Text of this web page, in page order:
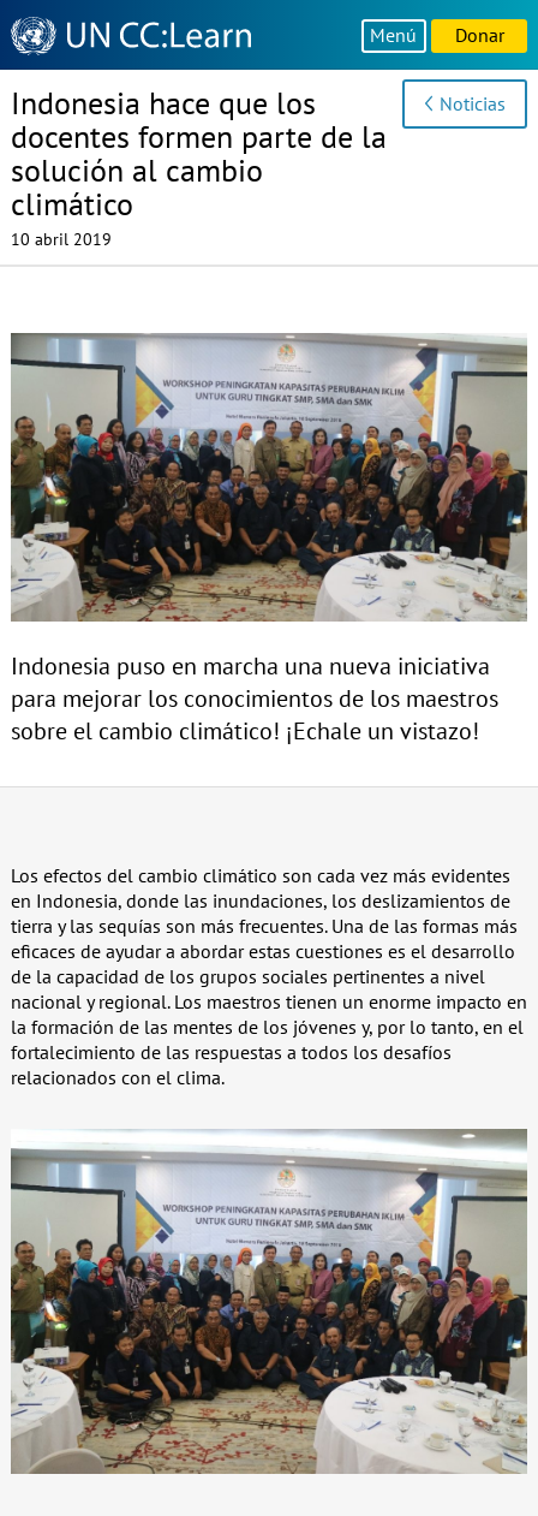
Knowledge
Sharing
Platform
Menú Donar
Indonesia hace que los
docentes formen parte de la
solución al cambio
climático
10 abril 2019
Noticias
Indonesia puso en marcha una nueva iniciativa
para mejorar los conocimientos de los maestros
sobre el cambio climático! ¡Echale un vistazo!
Los efectos del cambio climático son cada vez más evidentes
en Indonesia, donde las inundaciones, los deslizamientos de
tierra y las sequías son más frecuentes. Una de las formas más
eficaces de ayudar a abordar estas cuestiones es el desarrollo
de la capacidad de los grupos sociales pertinentes a nivel
nacional y regional. Los maestros tienen un enorme impacto en
la formación de las mentes de los jóvenes y, por lo tanto, en el
fortalecimiento de las respuestas a todos los desafíos
relacionados con el clima.